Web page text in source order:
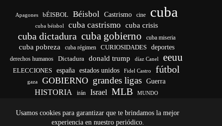
Usamos cookies para garantizar que te brindamos la mejor
experiencia en nuestro periódico.
Apagones bÉISBOL Béisbol Castrismo cine cuba
cuba béisbol cuba castrismo cuba crisis
cuba dictadura cuba gobierno cuba miseria
cuba pobreza cuba régimen CURIOSIDADES deportes
derechos humanos Dictadura donald trump díaz Canel eeuu
ELECCIONES españa estados unidos Fidel Castro fútbol
gaza GOBIERNO grandes ligas Guerra
HISTORIA irán Israel MLB MUNDO
Rusia
régimen cubano Trump Ucrania venezuela vida yankees